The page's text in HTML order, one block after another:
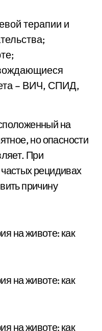
терапии и
– ВИЧ, СПИД,
на
но опасности
При
рецидивах
причину